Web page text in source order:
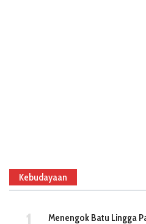
Kebudayaan
Menengok Batu Lingga